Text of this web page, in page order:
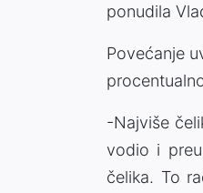
ponudila
Povećanje
-Najviše
vodio i
čelika. To